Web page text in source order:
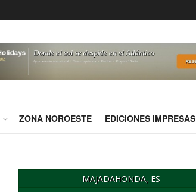
ZONA NOROESTE EDICIONES IMPRESAS
MAJADAHONDA, ES